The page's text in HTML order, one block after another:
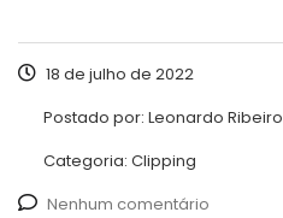
18 de julho de 2022
Postado por: Leonardo Ribeiro
Categoria: Clipping
Nenhum comentário